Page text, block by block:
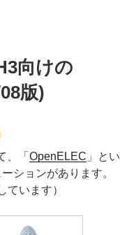
向けの
版)
、「 OpenELEC 」とい
ションがあります。
ています）